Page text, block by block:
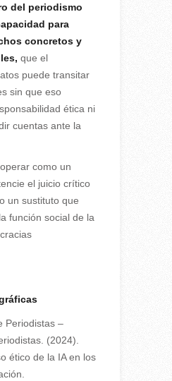
del periodismo
para
concretos y
que el
puede transitar
sin que eso
ética ni
cuentas ante la
como un
el juicio crítico
un sustituto que
función social de la
Periodistas –
(2024).
ético de la IA en los